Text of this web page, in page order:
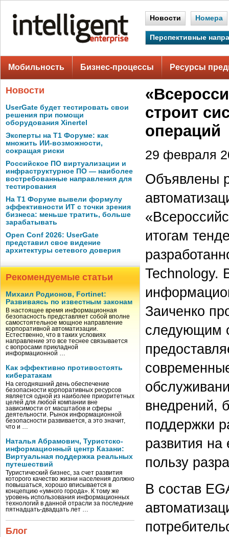
Новости Номера
Перспективные
Мобильность Бизнес-процессы Ресурсы
Новости
UserGate будет тестировать свои
решения при помощи
оборудования Xinertel
Эксперты на Т1 Форуме: как
множить ИИ-возможности,
сокращая риски
Российское ПО виртуализации и
инфраструктурное ПО — наиболее
востребованные направления для
тестирования
На Т1 Форуме вывели формулу
эффективности ИТ с точки зрения
бизнеса: меньше тратить, больше
зарабатывать
Open Conf 2026: UserGate
представил свое видение
архитектуры сетевого доверия
Рекомендуемые статьи
Михаил Родионов, Fortinet:
Развиваясь по известным законам
В настоящее время информационная
безопасность представляет собой вполне
самостоятельное мощное направление
корпоративной автоматизации.
Естественно, что в таких условиях
направление это все теснее связывается
с вопросами прикладной
информационной …
Как эффективно противостоять
кибератакам
На сегодняшний день обеспечение
безопасности корпоративных ресурсов
является одной из наиболее приоритетных
целей для любой компании вне
зависимости от масштабов и сферы
деятельности. Рынок информационной
безопасности развивается, а это значит,
что и …
Наталья Абрамович, Туристско-
информационный центр Казани:
Виртуальная поддержка реальных
путешествий
Туристический бизнес, за счет развития
которого качество жизни населения должно
повышаться, хорошо вписывается в
концепцию «умного города». К тому же
уровень использования информационных
технологий в данной отрасли за последние
пятнадцать-двадцать лет …
Блог
строит
операций
29 февраля
Объявлены
итогам
Technology.
Заиченко
следующим
внедрений,
поддержки
развития
пользу
В состав